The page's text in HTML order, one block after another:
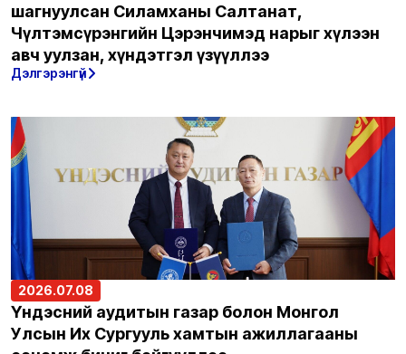
шагнуулсан Силамханы Салтанат,
Чүлтэмсүрэнгийн Цэрэнчимэд нарыг хүлээн
авч уулзан, хүндэтгэл үзүүллээ
Дэлгэрэнгүй
2026.07.08
Үндэсний аудитын газар болон Монгол
Улсын Их Сургууль хамтын ажиллагааны